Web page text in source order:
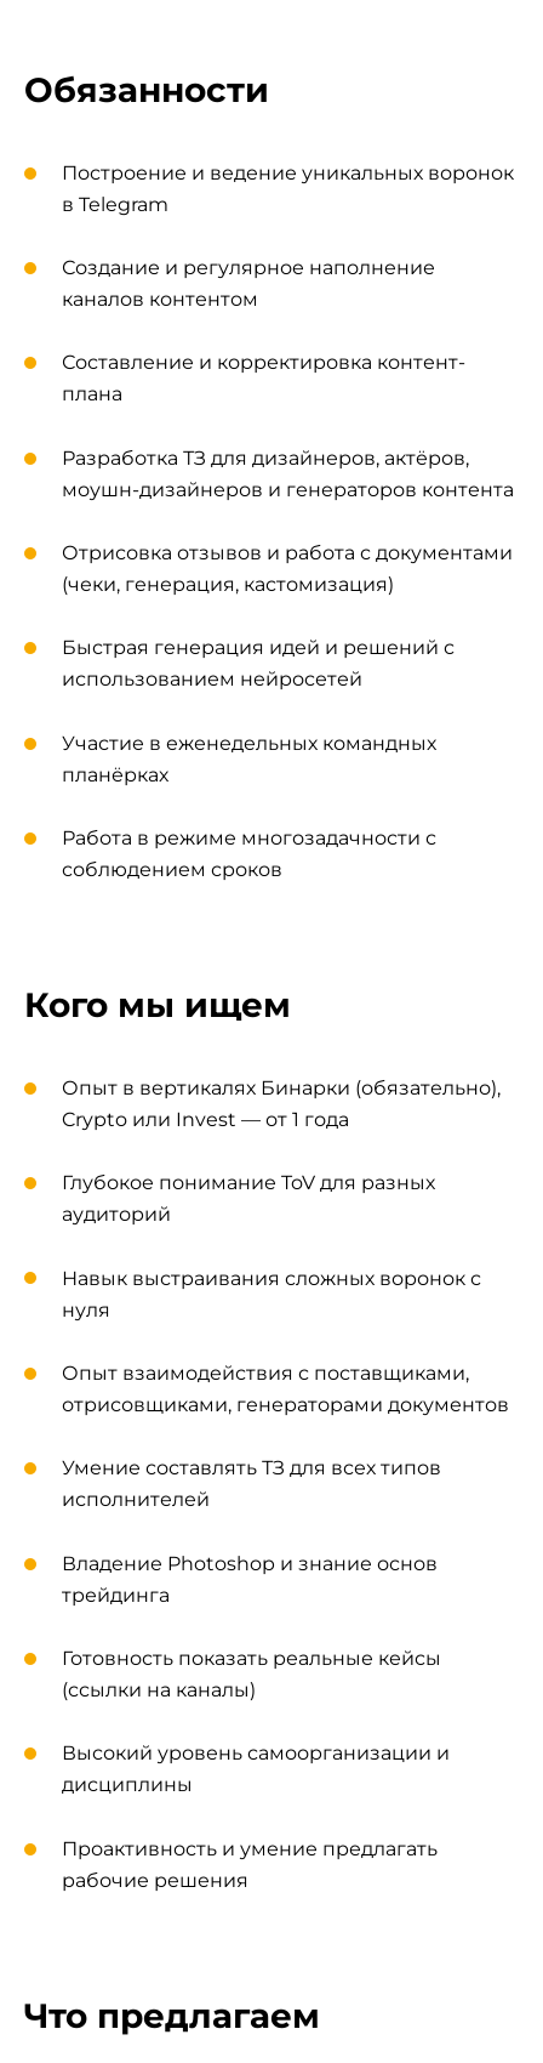
Обязанности
Построение и ведение уникальных воронок
в Telegram
Создание и регулярное наполнение
каналов контентом
Составление и корректировка контент-
плана
Разработка ТЗ для дизайнеров, актёров,
моушн-дизайнеров и генераторов контента
Отрисовка отзывов и работа с документами
(чеки, генерация, кастомизация)
Быстрая генерация идей и решений с
использованием нейросетей
Участие в еженедельных командных
планёрках
Работа в режиме многозадачности с
соблюдением сроков
Кого мы ищем
Опыт в вертикалях Бинарки (обязательно),
Crypto или Invest — от 1 года
Глубокое понимание ToV для разных
аудиторий
Навык выстраивания сложных воронок с
нуля
Опыт взаимодействия с поставщиками,
отрисовщиками, генераторами документов
Умение составлять ТЗ для всех типов
исполнителей
Владение Photoshop и знание основ
трейдинга
Готовность показать реальные кейсы
(ссылки на каналы)
Высокий уровень самоорганизации и
дисциплины
Проактивность и умение предлагать
рабочие решения
Что предлагаем